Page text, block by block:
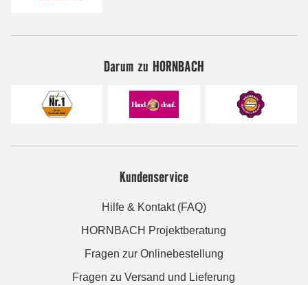
Darum zu HORNBACH
Kundenservice
Hilfe & Kontakt (FAQ)
HORNBACH Projektberatung
Fragen zur Onlinebestellung
Fragen zu Versand und Lieferung